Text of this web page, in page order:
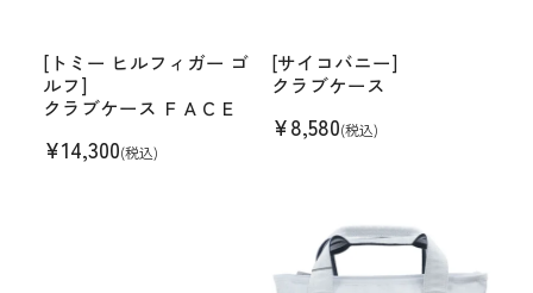
[トミー ヒルフィガー ゴ
ルフ]
クラブケース ＦＡＣＥ
¥14,300(税込)
[サイコバニー]
クラブケース
¥8,580(税込)